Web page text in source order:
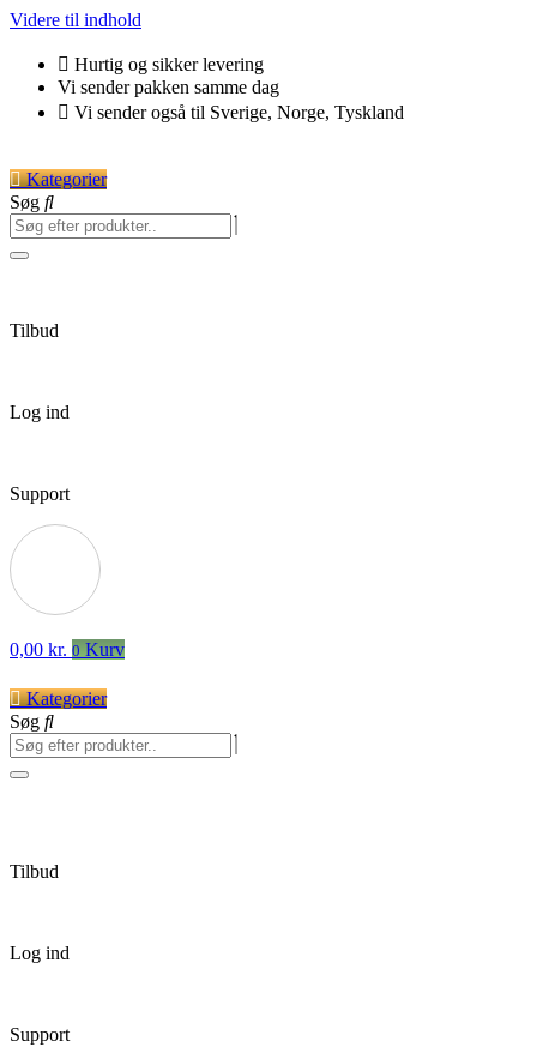
Videre til indhold
Hurtig og sikker levering
Vi sender pakken samme dag
Vi sender også til Sverige, Norge, Tyskland
Kategorier
Søg
Tilbud
Log ind
Support
0,00 kr. 0 Kurv
Kategorier
Søg
Tilbud
Log ind
Support